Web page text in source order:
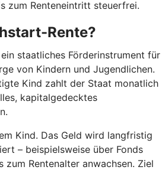
zum Renteneintritt steuerfrei.
Rente?
staatliches Förderinstrument für
von Kindern und Jugendlichen.
Kind zahlt der Staat monatlich
kapitalgedecktes
Kind. Das Geld wird langfristig
– beispielsweise über Fonds
zum Rentenalter anwachsen. Ziel